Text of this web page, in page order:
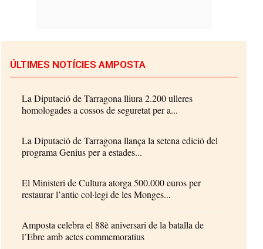
ÚLTIMES NOTÍCIES AMPOSTA
La Diputació de Tarragona lliura 2.200 ulleres
homologades a cossos de seguretat per a...
La Diputació de Tarragona llança la setena edició del
programa Genius per a estades...
El Ministeri de Cultura atorga 500.000 euros per
restaurar l’antic col·legi de les Monges...
Amposta celebra el 88è aniversari de la batalla de
l’Ebre amb actes commemoratius